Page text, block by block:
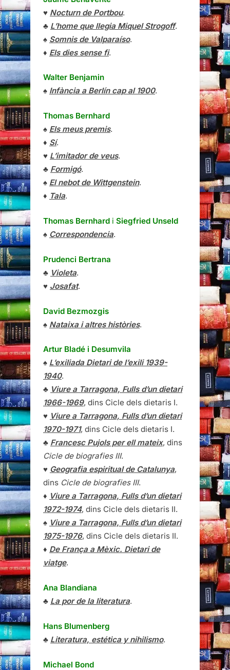
♥ Nocturn de Portbou.
♣ L’home que llegia Miquel Strogoff.
♠ Somnis de Valparaíso.
♦ Els dies sense fi.
Walter Benjamin
♠ Infància a Berlín cap al 1900.
Thomas Bernhard
♠ Els meus premis.
♦ Sí.
♥ L’imitador de veus.
♣ Formigó.
♠ El nebot de Wittgenstein.
♦ Tala.
Thomas Bernhard i Siegfried Unseld
♠ Correspondencia.
Prudenci Bertrana
♣ Violeta.
♥ Josafat.
David Bezmozgis
♠ Nataixa i altres històries.
Artur Bladé i Desumvila
♠ L’exiliada Dietari de l’exili 1939-
1940.
♣ Viure a Tarragona, Fulls d’un dietari
1966-1969, dins Cicle dels dietaris I.
♥ Viure a Tarragona, Fulls d’un dietari
1970-1971, dins Cicle dels dietaris I.
♣ Francesc Pujols per ell mateix, dins
Cicle de biografies III.
♥ Geografia espiritual de Catalunya,
dins Cicle de biografies III.
♦ Viure a Tarragona, Fulls d’un dietari
1972-1974, dins Cicle dels dietaris II.
♠ Viure a Tarragona, Fulls d’un dietari
1975-1976, dins Cicle dels dietaris II.
♦ De França a Mèxic. Dietari de
viatge.
Ana Blandiana
♣ La por de la literatura.
Hans Blumenberg
♣ Literatura, estética y nihilismo.
Michael Bond